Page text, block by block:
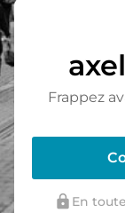
Frappez
lock En